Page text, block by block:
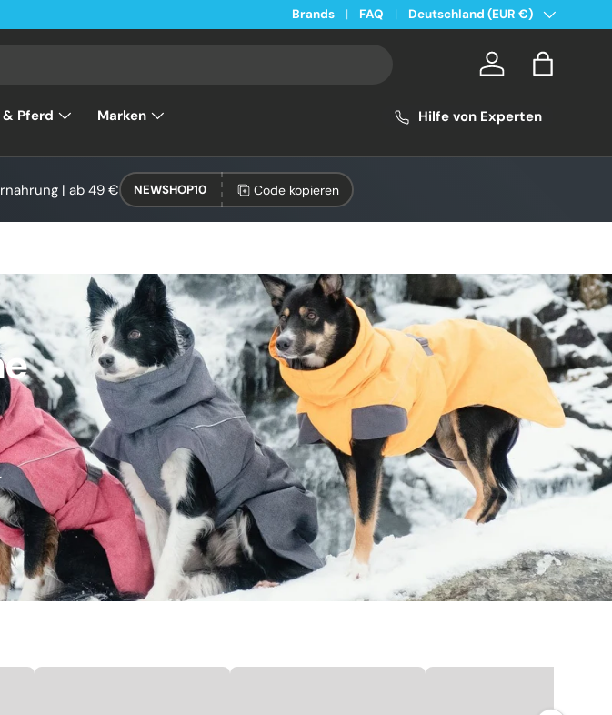
Kostenloser Versand ab 49€ in Deutschland
Brands FAQ Land/Region
Deutschland (EUR €)
Konto
Pferd
Marken
Hilfe von Experten
| ab 49 € NEWSHOP10 Code kopieren